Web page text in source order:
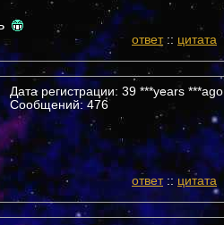
ответ:: цитата
Дата регистрации: 39 ***years ***ago
Сообщений: 476
ответ::цитата